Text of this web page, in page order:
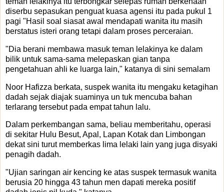
diserbu sepasukan penguat kuasa agensi itu pada pukul 1
pagi "Hasil soal siasat awal mendapati wanita itu masih
berstatus isteri orang tetapi dalam proses perceraian.
"Dia berani membawa masuk teman lelakinya ke dalam
bilik untuk sama-sama melepaskan gian tanpa
pengetahuan ahli ke luarga lain," katanya di sini semalam
Noor Hafizza berkata, suspek wanita itu mengaku ketagihan
dadah sejak diajak suaminya un tuk mencuba bahan
terlarang tersebut pada empat tahun lalu.
Dalam perkembangan sama, beliau memberitahu, operasi
di sekitar Hulu Besut, Apal, Lapan Kotak dan Limbongan
dekat sini turut memberkas lima lelaki lain yang juga disyaki
penagih dadah.
"Ujian saringan air kencing ke atas suspek termasuk wanita
berusia 20 hingga 43 tahun men dapati mereka positif